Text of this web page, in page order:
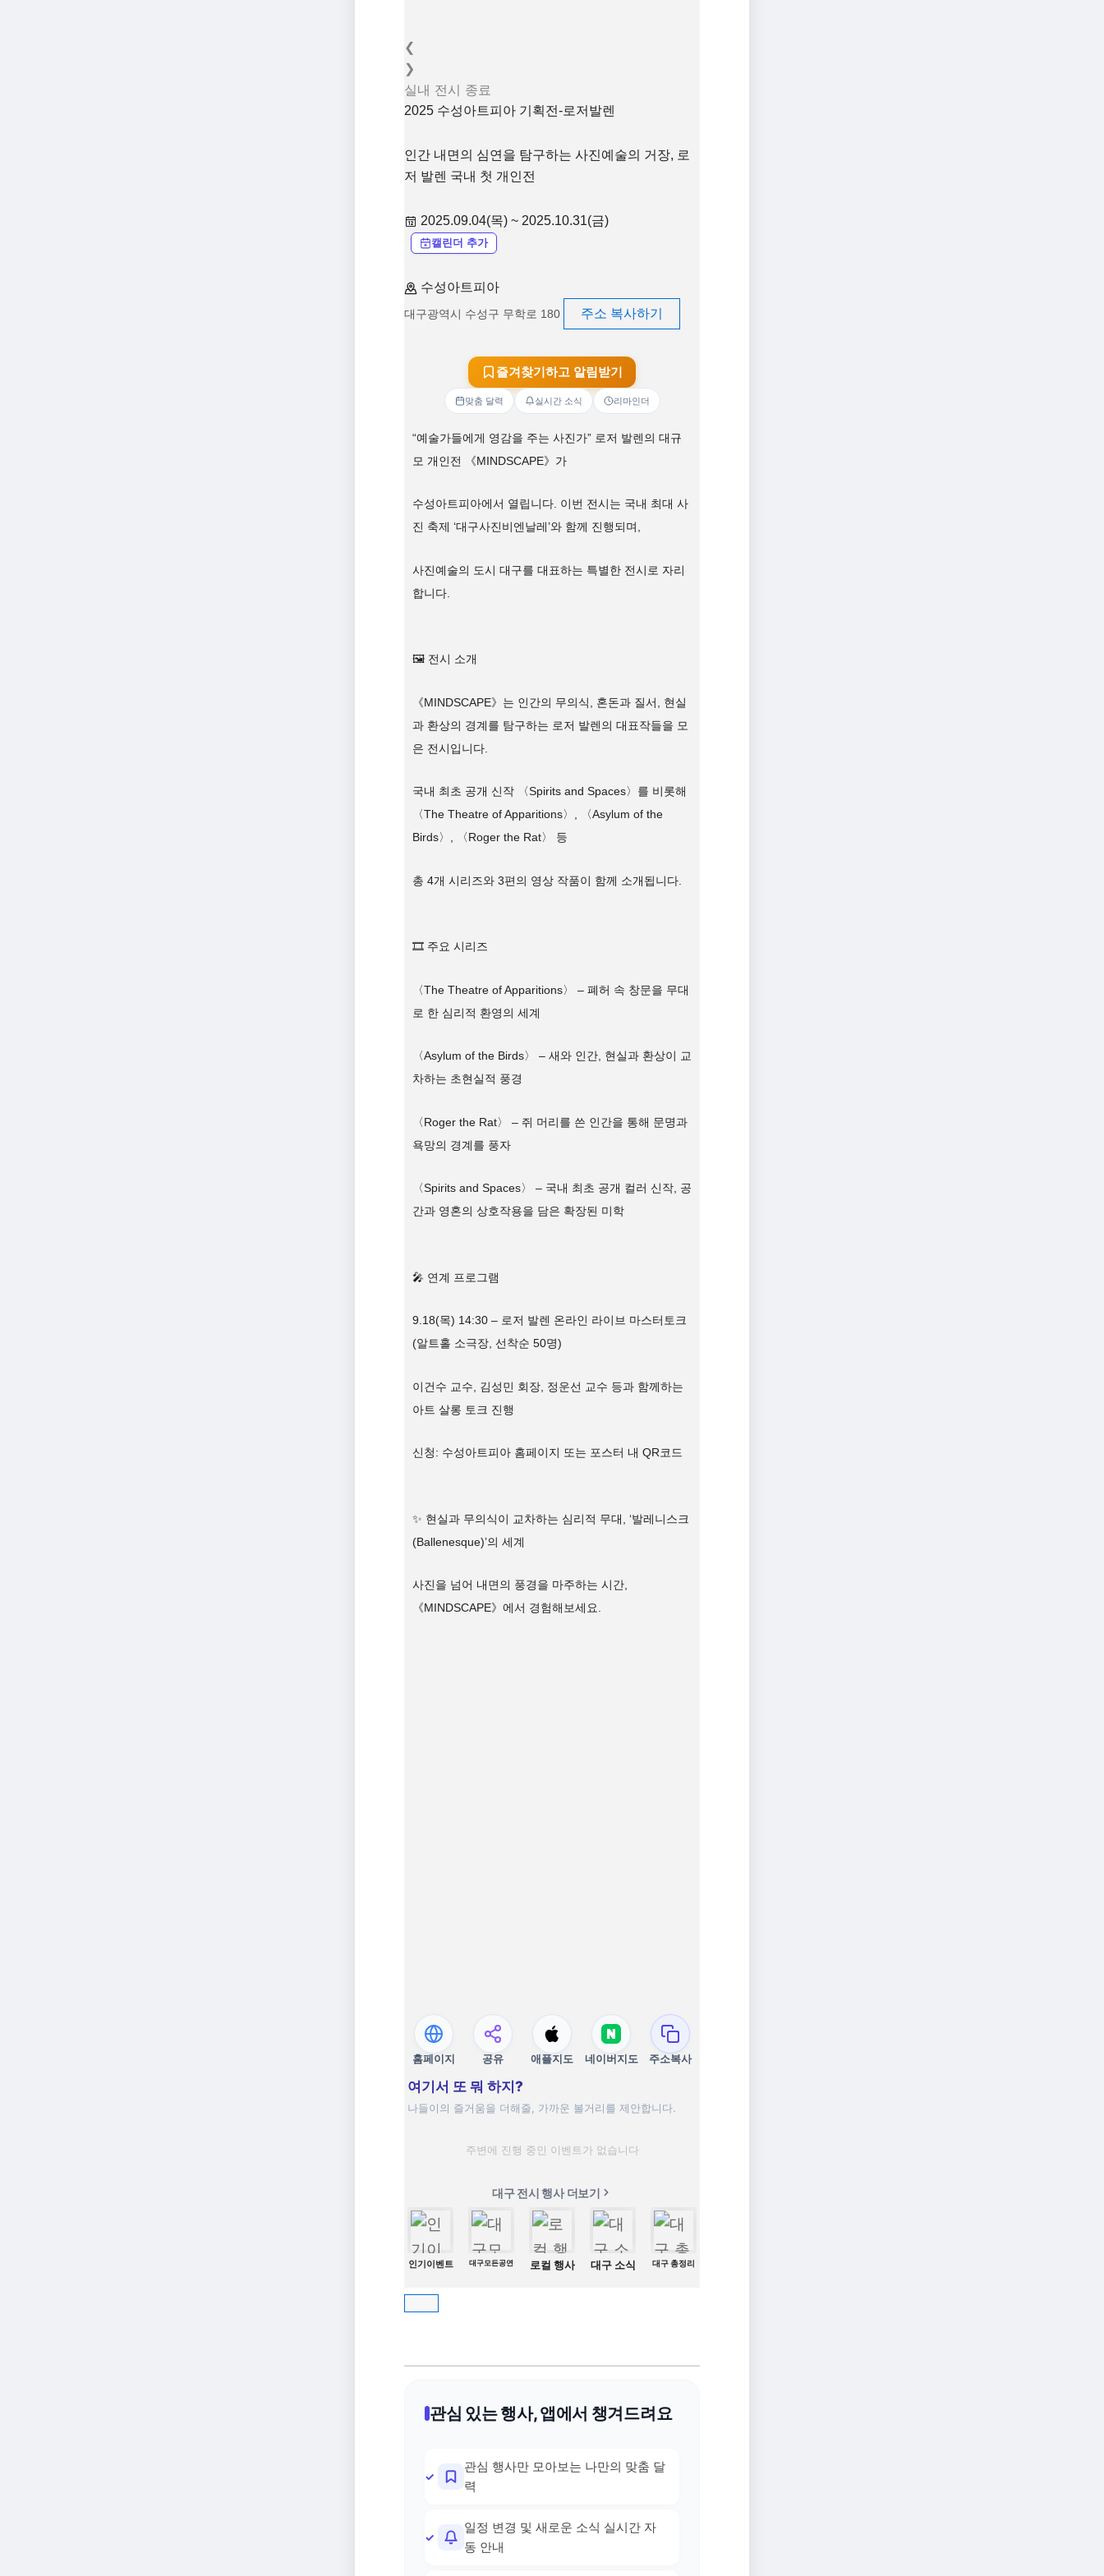
❮
❯
실내 전시 종료
2025 수성아트피아 기획전-로저발렌
인간 내면의 심연을 탐구하는 사진예술의 거장, 로
저 발렌 국내 첫 개인전
2025.09.04(목) ~ 2025.10.31(금)
캘린더 추가
수성아트피아
대구광역시 수성구 무학로 180 주소 복사하기
즐겨찾기하고 알림받기
맞춤 달력 실시간 소식 리마인더
“예술가들에게 영감을 주는 사진가” 로저 발렌의 대규
모 개인전 《MINDSCAPE》가
수성아트피아에서 열립니다. 이번 전시는 국내 최대 사
진 축제 ‘대구사진비엔날레’와 함께 진행되며,
사진예술의 도시 대구를 대표하는 특별한 전시로 자리
합니다.
🖼 전시 소개
《MINDSCAPE》는 인간의 무의식, 혼돈과 질서, 현실
과 환상의 경계를 탐구하는 로저 발렌의 대표작들을 모
은 전시입니다.
국내 최초 공개 신작 〈Spirits and Spaces〉를 비롯해
〈The Theatre of Apparitions〉, 〈Asylum of the
Birds〉, 〈Roger the Rat〉 등
총 4개 시리즈와 3편의 영상 작품이 함께 소개됩니다.
🎞 주요 시리즈
〈The Theatre of Apparitions〉 – 폐허 속 창문을 무대
로 한 심리적 환영의 세계
〈Asylum of the Birds〉 – 새와 인간, 현실과 환상이 교
차하는 초현실적 풍경
〈Roger the Rat〉 – 쥐 머리를 쓴 인간을 통해 문명과
욕망의 경계를 풍자
〈Spirits and Spaces〉 – 국내 최초 공개 컬러 신작, 공
간과 영혼의 상호작용을 담은 확장된 미학
🎤 연계 프로그램
9.18(목) 14:30 – 로저 발렌 온라인 라이브 마스터토크
(알트홀 소극장, 선착순 50명)
이건수 교수, 김성민 회장, 정운선 교수 등과 함께하는
아트 살롱 토크 진행
신청: 수성아트피아 홈페이지 또는 포스터 내 QR코드
✨ 현실과 무의식이 교차하는 심리적 무대, ‘발레니스크
(Ballenesque)’의 세계
사진을 넘어 내면의 풍경을 마주하는 시간,
《MINDSCAPE》에서 경험해보세요.
홈페이지 공유 애플지도 네이버지도 주소복사
여기서 또 뭐 하지?
나들이의 즐거움을 더해줄, 가까운 볼거리를 제안합니다.
주변에 진행 중인 이벤트가 없습니다
대구 전시 행사 더보기
인기이벤트 대구모든공연 로컬 행사 대구 소식 대구 총정리
관심 있는 행사, 앱에서 챙겨드려요
관심 행사만 모아보는 나만의 맞춤 달
력
일정 변경 및 새로운 소식 실시간 자
동 안내